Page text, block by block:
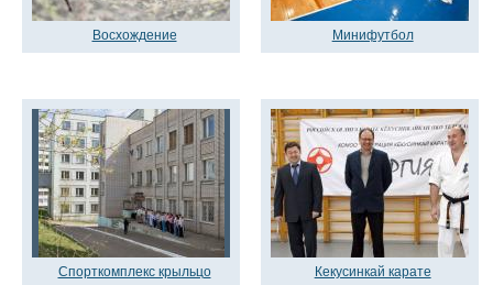
Восхождение Минифутбол
Спорткомплекс крыльцо Кекусинкай карате